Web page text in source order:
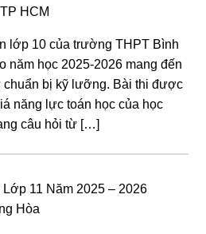
HCM
lớp 10 của trường THPT Bình
năm học 2025-2026 mang đến
chuẩn bị kỹ lưỡng. Bài thi được
năng lực toán học của học
câu hỏi từ […]
11 Năm 2025 – 2026
Hòa